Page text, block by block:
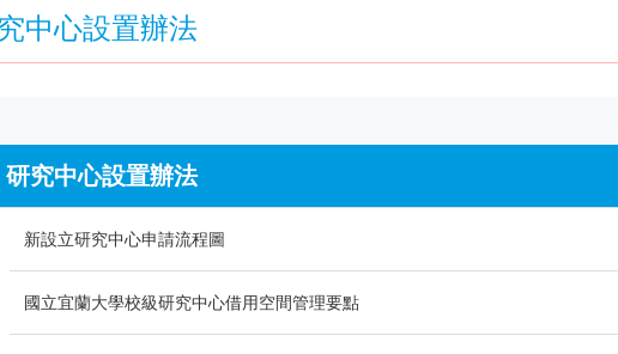
中心設置辦法
研究中心設置辦法
新設立研究中心申請流程圖
國立宜蘭大學校級研究中心借用空間管理要點